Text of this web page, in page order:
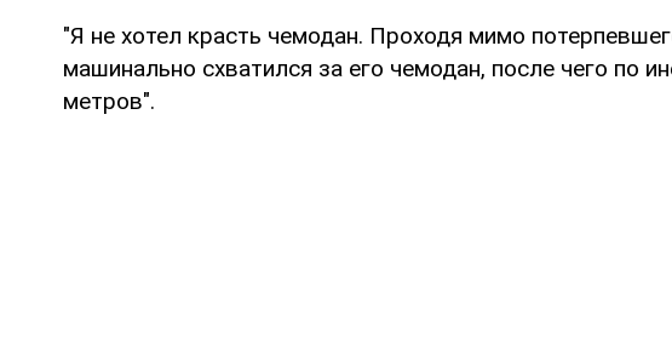
"Я не хотел красть чемодан. Проходя мимо
машинально схватился за его чемодан, после чего по
метров".